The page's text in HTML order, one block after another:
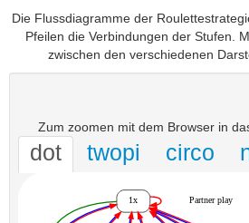
Die Flussdiagramme der
Pfeilen die Verbindungen der Stufen.
zwischen den verschiedenen
Zum zoomen mit dem Browser in
dot twopi circo